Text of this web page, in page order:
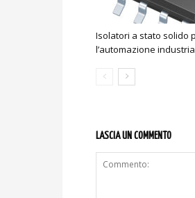
Isolatori a stato solido
l’automazione
LASCIA UN COMMENTO